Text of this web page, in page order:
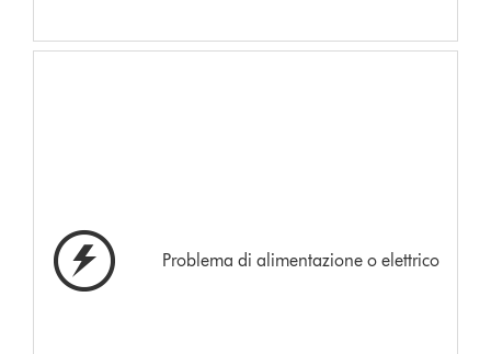
Problema di alimentazione o elettrico